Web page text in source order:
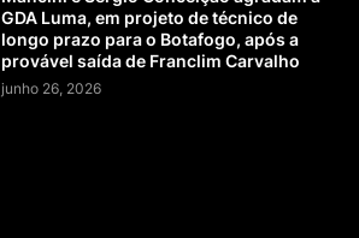
GDA Luma, em projeto de técnico de
longo prazo para o Botafogo, após a
provável saída de Franclim Carvalho
junho 26, 2026